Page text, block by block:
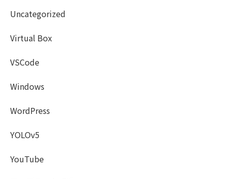
Uncategorized
Virtual Box
VSCode
Windows
WordPress
YOLOv5
YouTube